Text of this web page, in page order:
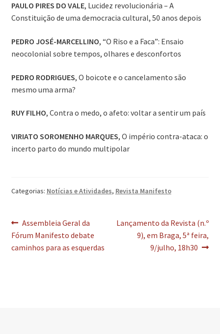
PAULO PIRES DO VALE, Lucidez revolucionária – A
Constituição de uma democracia cultural, 50 anos depois
PEDRO JOSÉ-MARCELLINO, “O Riso e a Faca”: Ensaio
neocolonial sobre tempos, olhares e desconfortos
PEDRO RODRIGUES, O boicote e o cancelamento são
mesmo uma arma?
RUY FILHO, Contra o medo, o afeto: voltar a sentir um país
VIRIATO SOROMENHO MARQUES, O império contra-ataca: o
incerto parto do mundo multipolar
Categorias: Notícias e Atividades, Revista Manifesto
Navegação
de
Artigo
anterior:
Assembleia Geral da
Fórum Manifesto debate
caminhos para as esquerdas
Artigo
seguinte:
Lançamento da Revista (n.º
9), em Braga, 5ª feira,
9/julho, 18h30